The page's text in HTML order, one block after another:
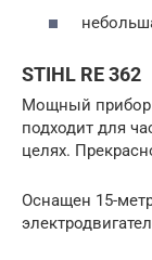
STIHL RE 362
Мощный прибор
подходит для
целях.
Оснащен 15-